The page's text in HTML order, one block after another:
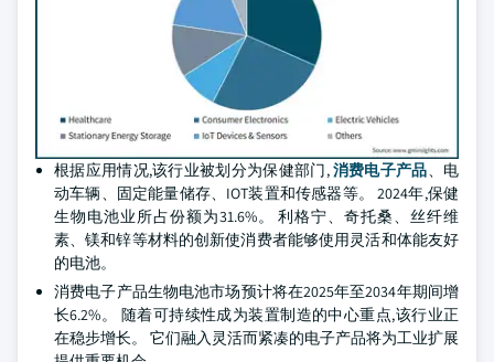
根据应用情况,该行业被划分为保健部门,消费电子产品、电
动车辆、固定能量储存、IOT装置和传感器等。 2024年,保健
生物电池业所占份额为31.6%。 利格宁、奇托桑、丝纤维
素、镁和锌等材料的创新使消费者能够使用灵活和体能友好
的电池。
消费电子产品生物电池市场预计将在2025年至2034年期间增
长6.2%。 随着可持续性成为装置制造的中心重点,该行业正
在稳步增长。 它们融入灵活而紧凑的电子产品将为工业扩展